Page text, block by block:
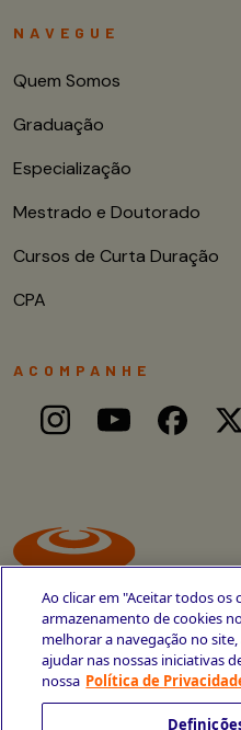
Avenida Cais do Apolo, 77
NAVEGUE
Quem Somos
Graduação
Especialização
Mestrado e Doutorado
Cursos de Curta Duração
CPA
ACOMPANHE
Ao clicar em "Aceitar todos os
armazenamento de cookies
melhorar a navegação no
ajudar nas nossas iniciativas
nossa Política de